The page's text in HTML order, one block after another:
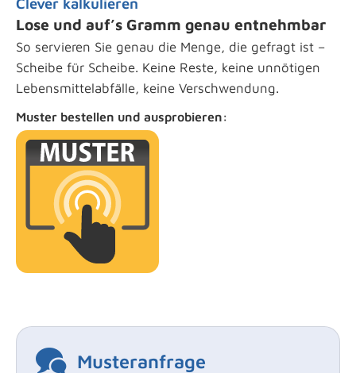
Clever kalkulieren
Lose und auf’s Gramm genau entnehmbar
So servieren Sie genau die Menge, die gefragt ist –
Scheibe für Scheibe. Keine Reste, keine unnötigen
Lebensmittelabfälle, keine Verschwendung.
Muster bestellen und ausprobieren:
Musteranfrage